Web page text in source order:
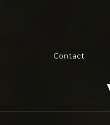
Contact